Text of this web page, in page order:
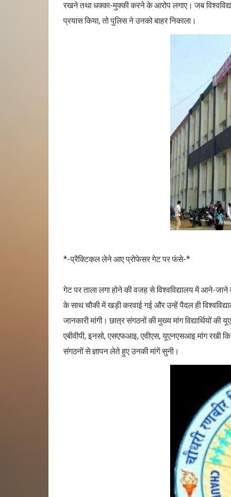
रखने तथा धक्का-मुक्की करने के आरोप लगाए। जब
प्रयास किया, तो पुलिस ने उनको बाहर निकाला।
*-प्रैक्टिकल लेने आए प्रोफेसर गेट पर फंसे-*
गेट पर ताला लगा होने की वजह से विश्वविद्यालय में आने-जाने
के साथ चौकी में खड़ी करवाई गई और उन्हें पैदल ही
जानकारी मांगी। छात्र संगठनों की मुख्य मांग विद्यार्थियों
एबीवीपी, इनसो, एसएफआइ, एवीएस, यूएनएसआइ मांग रखी कि
संगठनों से ज्ञापन लेते हुए उनकी मांगें सुनी।